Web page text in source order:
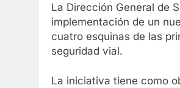
La Dirección General de
implementación de un
cuatro esquinas de las
seguridad vial.
La iniciativa tiene como